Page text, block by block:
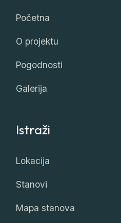
Početna
O projektu
Pogodnosti
Galerija
Istraži
Lokacija
Stanovi
Mapa stanova